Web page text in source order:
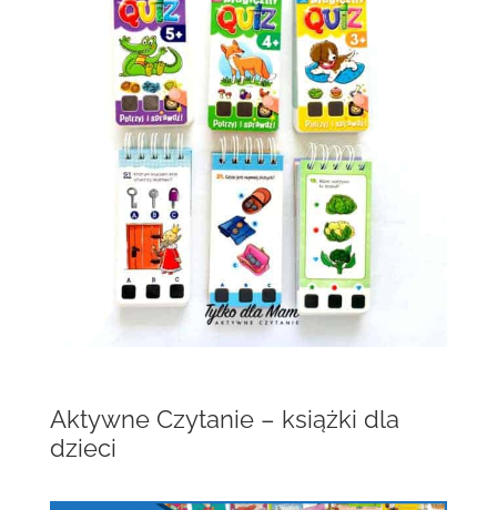
Aktywne Czytanie – książki dla
dzieci